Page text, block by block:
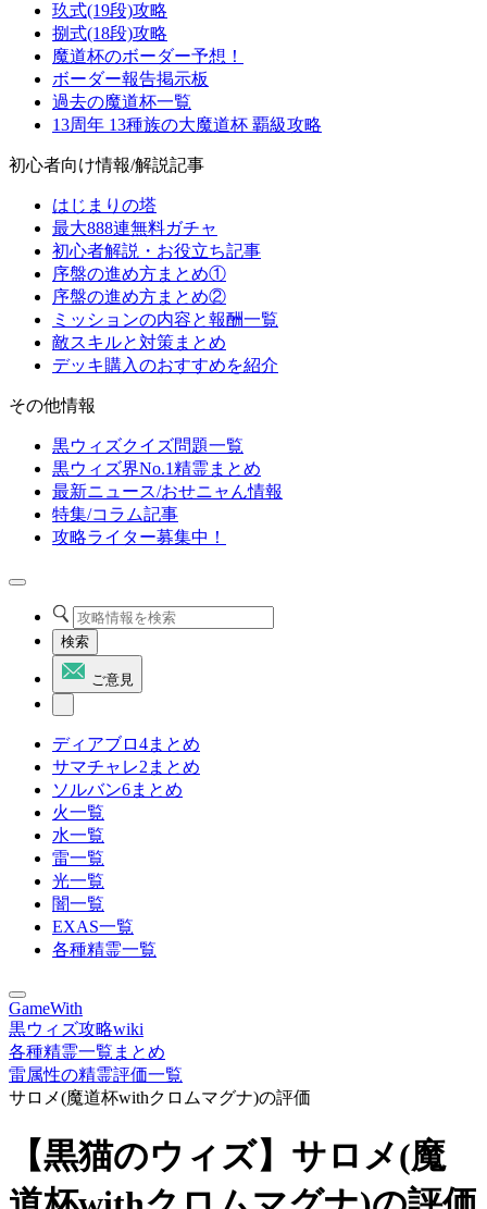
玖式(19段)攻略
捌式(18段)攻略
魔道杯のボーダー予想！
ボーダー報告掲示板
過去の魔道杯一覧
13周年 13種族の大魔道杯 覇級攻略
初心者向け情報/解説記事
はじまりの塔
最大888連無料ガチャ
初心者解説・お役立ち記事
序盤の進め方まとめ①
序盤の進め方まとめ②
ミッションの内容と報酬一覧
敵スキルと対策まとめ
デッキ購入のおすすめを紹介
その他情報
黒ウィズクイズ問題一覧
黒ウィズ界No.1精霊まとめ
最新ニュース/おせニャん情報
特集/コラム記事
攻略ライター募集中！
検索
ご意見
ディアブロ4まとめ
サマチャレ2まとめ
ソルバン6まとめ
火一覧
水一覧
雷一覧
光一覧
闇一覧
EXAS一覧
各種精霊一覧
GameWith
黒ウィズ攻略wiki
各種精霊一覧まとめ
雷属性の精霊評価一覧
サロメ(魔道杯withクロムマグナ)の評価
【黒猫のウィズ】サロメ(魔